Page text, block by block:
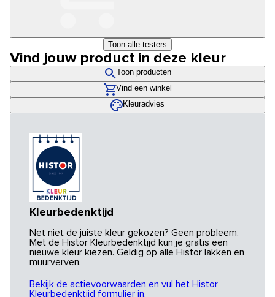
Toon alle testers
Vind jouw product in deze kleur
Toon producten
Vind een winkel
Kleuradvies
Kleurbedenktijd
Net niet de juiste kleur gekozen? Geen probleem.
Met de Histor Kleurbedenktijd kun je gratis een
nieuwe kleur kiezen. Geldig op alle Histor lakken en
muurverven.
Bekijk de actievoorwaarden en vul het Histor
Kleurbedenktijd formulier in.